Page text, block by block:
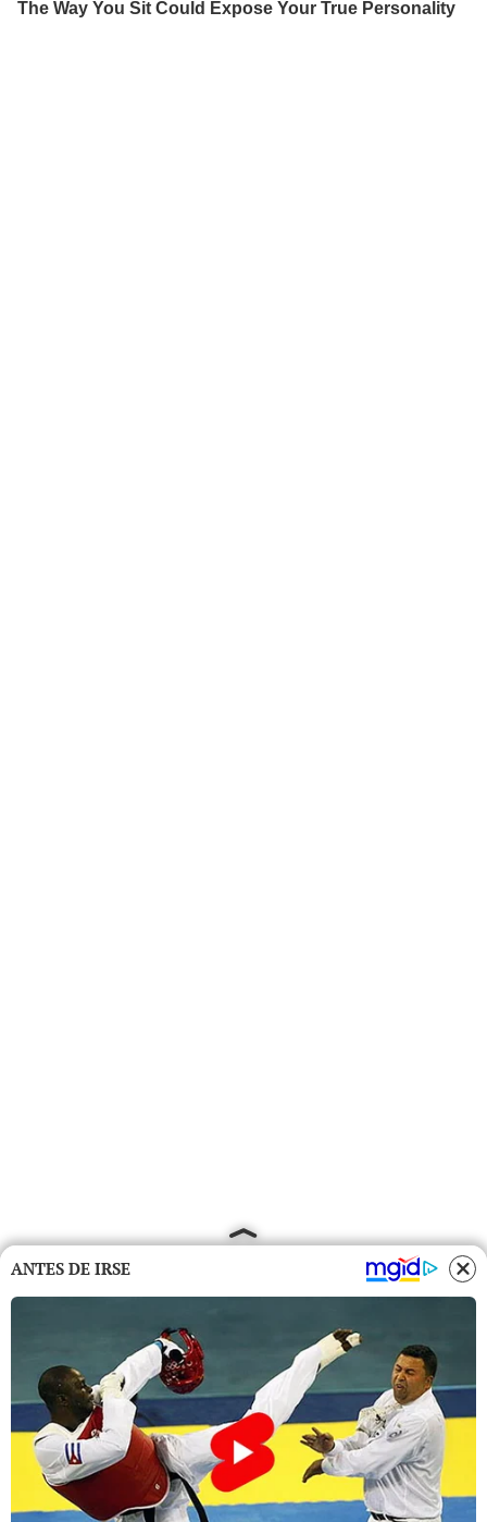
ANTES DE IRSE